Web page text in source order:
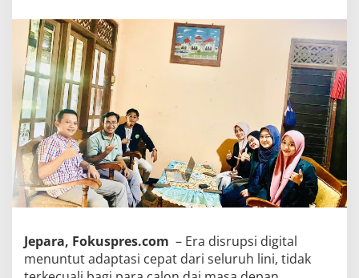
Jepara, Fokuspres.com – Era disrupsi digital
menuntut adaptasi cepat dari seluruh lini, tidak